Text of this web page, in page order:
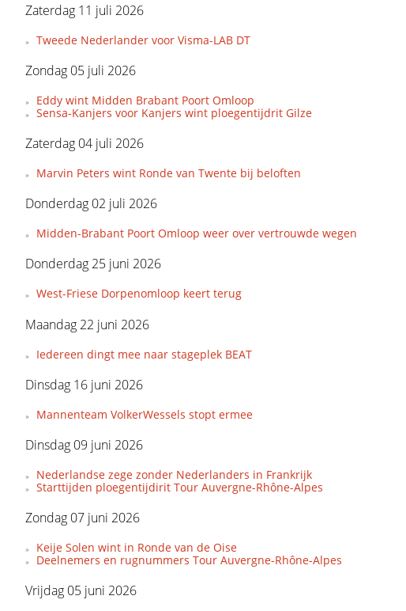
Zaterdag 11 juli 2026
Tweede Nederlander voor Visma-LAB DT
Zondag 05 juli 2026
Eddy wint Midden Brabant Poort Omloop
Sensa-Kanjers voor Kanjers wint ploegentijdrit Gilze
Zaterdag 04 juli 2026
Marvin Peters wint Ronde van Twente bij beloften
Donderdag 02 juli 2026
Midden-Brabant Poort Omloop weer over vertrouwde wegen
Donderdag 25 juni 2026
West-Friese Dorpenomloop keert terug
Maandag 22 juni 2026
Iedereen dingt mee naar stageplek BEAT
Dinsdag 16 juni 2026
Mannenteam VolkerWessels stopt ermee
Dinsdag 09 juni 2026
Nederlandse zege zonder Nederlanders in Frankrijk
Starttijden ploegentijdirit Tour Auvergne-Rhône-Alpes
Zondag 07 juni 2026
Keije Solen wint in Ronde van de Oise
Deelnemers en rugnummers Tour Auvergne-Rhône-Alpes
Vrijdag 05 juni 2026